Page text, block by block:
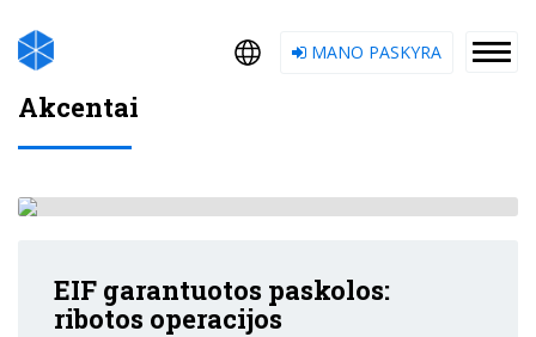
MANO PASKYRA
Akcentai
EIF garantuotos paskolos:
ribotos operacijos